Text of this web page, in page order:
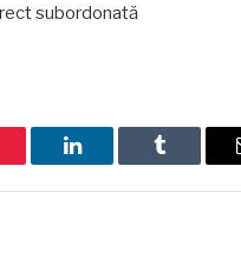
subordonată
LinkedIn Tumblr